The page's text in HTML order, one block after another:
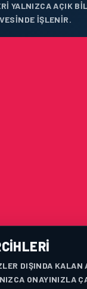
YALNIZCA AÇIK
IŞLENIR.
DIŞINDA
ONAYINIZLA